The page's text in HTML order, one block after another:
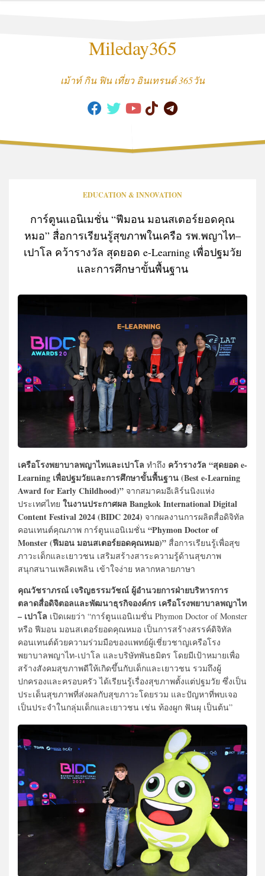
Mileday365
เม้าท์ กิน ฟิน เที่ยว อินเทรนด์ 365วัน
EDUCATION & INNOVATION
การ์ตูนแอนิเมชั่น “ฟีมอน มอนสเตอร์ยอดคุณ
หมอ” สื่อการเรียนรู้สุขภาพในเครือ รพ.พญาไท–
เปาโล คว้ารางวัล สุดยอด e-Learning เพื่อปฐมวัย
และการศึกษาขั้นพื้นฐาน
เครือโรงพยาบาลพญาไทและเปาโล ทำถึง คว้ารางวัล “สุดยอด e-
Learning เพื่อปฐมวัยและการศึกษาขั้นพื้นฐาน (Best e-Learning
Award for Early Childhood)” จากสมาคมอีเลิร์นนิงแห่ง
ประเทศไทย ในงานประกาศผล Bangkok International Digital
Content Festival 2024 (BIDC 2024) จากผลงานการผลิตสื่อดิจิทัล
คอนเทนต์คุณภาพ การ์ตูนแอนิเมชั่น “Phymon Doctor of
Monster (ฟีมอน มอนสเตอร์ยอดคุณหมอ)” สื่อการเรียนรู้เพื่อสุข
ภาวะเด็กและเยาวชน เสริมสร้างสาระความรู้ด้านสุขภาพ
สนุกสนานเพลิดเพลิน เข้าใจง่าย หลากหลายภาษา
คุณวัชราภรณ์ เจริญธรรมวัชณ์ ผู้อำนวยการฝ่ายบริหารการ
ตลาดสื่อดิจิตอลและพัฒนาธุรกิจองค์กร เครือโรงพยาบาลพญาไท
– เปาโล เปิดเผยว่า “การ์ตูนแอนิเมชั่น Phymon Doctor of Monster
หรือ ฟีมอน มอนสเตอร์ยอดคุณหมอ เป็นการสร้างสรรค์ดิจิทัล
คอนเทนต์ด้วยความร่วมมือของแพทย์ผู้เชี่ยวชาญเครือโรง
พยาบาลพญาไท-เปาโล และบริษัทพันธมิตร โดยมีเป้าหมายเพื่อ
สร้างสังคมสุขภาพดีให้เกิดขึ้นกับเด็กและเยาวชน รวมถึงผู้
ปกครองและครอบครัว ได้เรียนรู้เรื่องสุขภาพตั้งแต่ปฐมวัย ซึ่งเป็น
ประเด็นสุขภาพที่ส่งผลกับสุขภาวะโดยรวม และปัญหาที่พบเจอ
เป็นประจำในกลุ่มเด็กและเยาวชน เช่น ท้องผูก ฟันผุ เป็นต้น”